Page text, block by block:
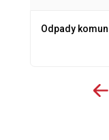
Odpady